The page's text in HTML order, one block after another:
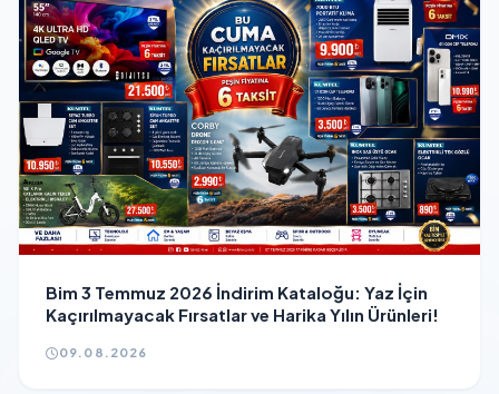
Bim 3 Temmuz 2026 İndirim Kataloğu: Yaz İçin
Kaçırılmayacak Fırsatlar ve Harika Yılın Ürünleri!
09.08.2026